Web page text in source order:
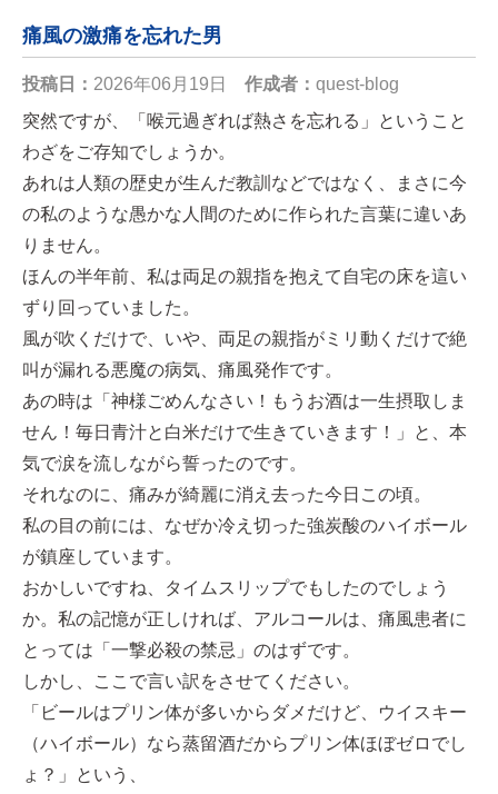
痛風の激痛を忘れた男
投稿日： 2026年06月19日 作成者： quest-blog
突然ですが、「喉元過ぎれば熱さを忘れる」ということ
わざをご存知でしょうか。
あれは人類の歴史が生んだ教訓などではなく、まさに今
の私のような愚かな人間のために作られた言葉に違いあ
りません。
ほんの半年前、私は両足の親指を抱えて自宅の床を這い
ずり回っていました。
風が吹くだけで、いや、両足の親指がミリ動くだけで絶
叫が漏れる悪魔の病気、痛風発作です。
あの時は「神様ごめんなさい！もうお酒は一生摂取しま
せん！毎日青汁と白米だけで生きていきます！」と、本
気で涙を流しながら誓ったのです。
それなのに、痛みが綺麗に消え去った今日この頃。
私の目の前には、なぜか冷え切った強炭酸のハイボール
が鎮座しています。
おかしいですね、タイムスリップでもしたのでしょう
か。私の記憶が正しければ、アルコールは、痛風患者に
とっては「一撃必殺の禁忌」のはずです。
しかし、ここで言い訳をさせてください。
「ビールはプリン体が多いからダメだけど、ウイスキー
（ハイボール）なら蒸留酒だからプリン体ほぼゼロでし
ょ？」という、